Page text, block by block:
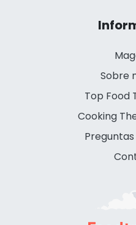
Sobre
Top Food
Cooking